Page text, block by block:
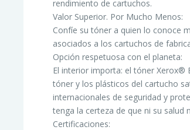
rendimiento de cartuchos.
Valor Superior. Por Mucho Menos:
Confíe su tóner a quien lo conoce
asociados a los cartuchos de
Opción respetuosa con el planeta:
El interior importa: el tóner Xerox®
tóner y los plásticos del cartucho
internacionales de seguridad y
tenga la certeza de que ni su salud
Certificaciones: